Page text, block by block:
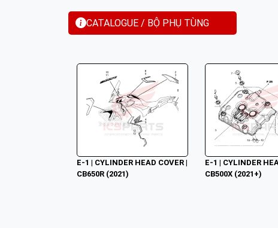
CATALOGUE / BỘ PHỤ TÙNG
E-1 | CYLINDER HEAD COVER |
CB650R (2021)
E-1 | CYLINDER
CB500X (2021+)